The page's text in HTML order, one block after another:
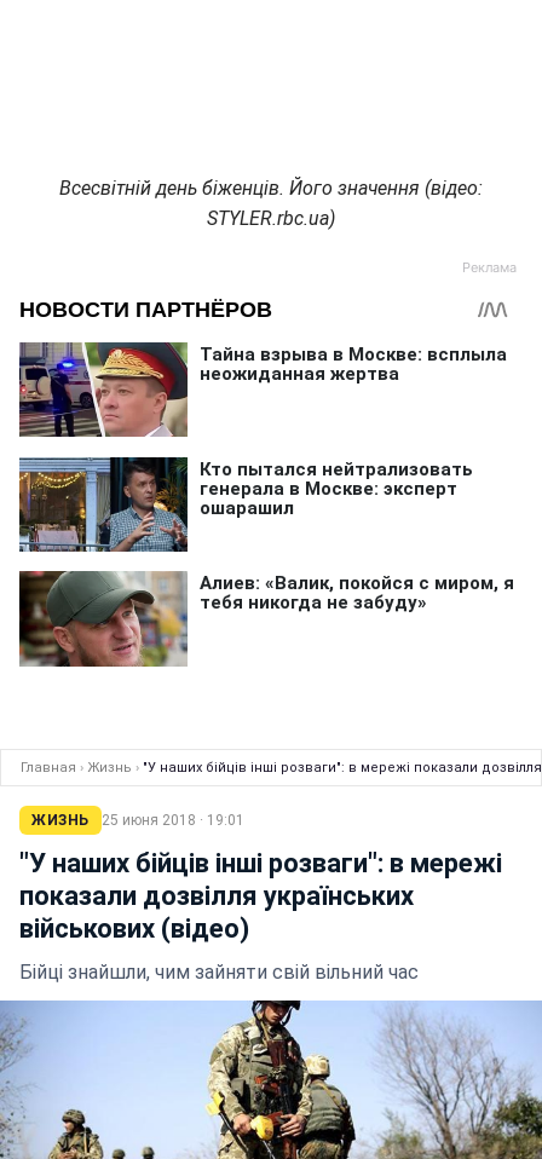
Всесвітній день біженців. Його значення (відео:
STYLER.rbc.ua)
Главная › Жизнь › "У наших бійців інші розваги": в мережі показали
ЖИЗНЬ 25 июня 2018 · 19:01
"У наших бійців інші розваги": в мережі
показали дозвілля українських
військових (відео)
Бійці знайшли, чим зайняти свій вільний час